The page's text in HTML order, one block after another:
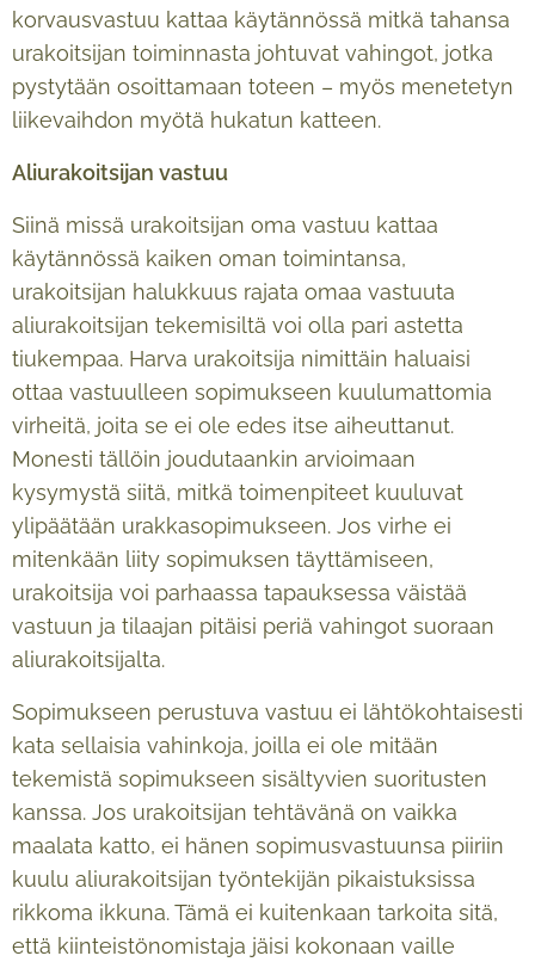
korvausvastuu kattaa käytännössä mitkä tahansa
urakoitsijan toiminnasta johtuvat vahingot, jotka
pystytään osoittamaan toteen – myös menetetyn
liikevaihdon myötä hukatun katteen.
Aliurakoitsijan vastuu
Siinä missä urakoitsijan oma vastuu kattaa
käytännössä kaiken oman toimintansa,
urakoitsijan halukkuus rajata omaa vastuuta
aliurakoitsijan tekemisiltä voi olla pari astetta
tiukempaa. Harva urakoitsija nimittäin haluaisi
ottaa vastuulleen sopimukseen kuulumattomia
virheitä, joita se ei ole edes itse aiheuttanut.
Monesti tällöin joudutaankin arvioimaan
kysymystä siitä, mitkä toimenpiteet kuuluvat
ylipäätään urakkasopimukseen. Jos virhe ei
mitenkään liity sopimuksen täyttämiseen,
urakoitsija voi parhaassa tapauksessa väistää
vastuun ja tilaajan pitäisi periä vahingot suoraan
aliurakoitsijalta.
Sopimukseen perustuva vastuu ei lähtökohtaisesti
kata sellaisia vahinkoja, joilla ei ole mitään
tekemistä sopimukseen sisältyvien suoritusten
kanssa. Jos urakoitsijan tehtävänä on vaikka
maalata katto, ei hänen sopimusvastuunsa piiriin
kuulu aliurakoitsijan työntekijän pikaistuksissa
rikkoma ikkuna. Tämä ei kuitenkaan tarkoita sitä,
että kiinteistönomistaja jäisi kokonaan vaille